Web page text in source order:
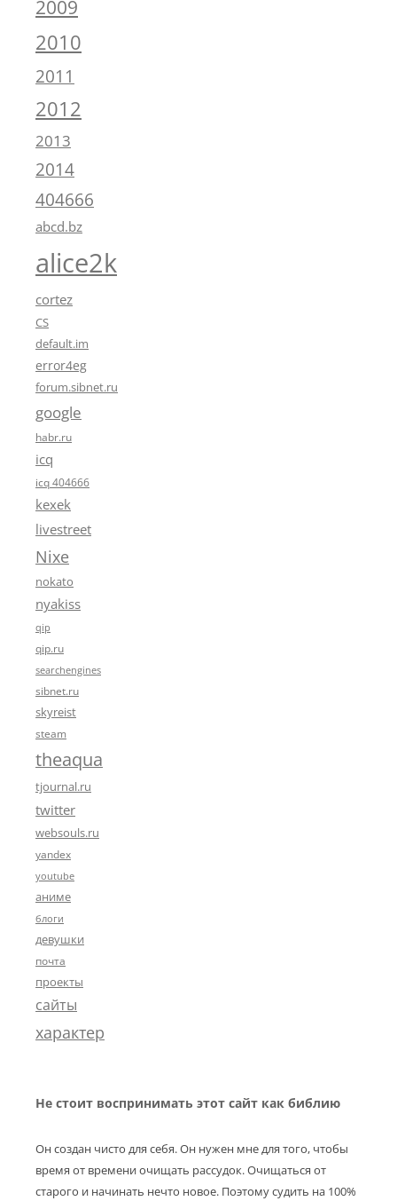
2009
2010
2011
2012
2013
2014
404666
abcd.bz
alice2k
cortez
CS
default.im
error4eg
forum.sibnet.ru
google
habr.ru
icq
icq 404666
kexek
livestreet
Nixe
nokato
nyakiss
qip
qip.ru
searchengines
sibnet.ru
skyreist
steam
theaqua
tjournal.ru
twitter
websouls.ru
yandex
youtube
аниме
блоги
девушки
почта
проекты
сайты
характер
Не стоит воспринимать этот сайт как библию
Он создан чисто для себя. Он нужен мне для того, чтобы
время от времени очищать рассудок. Очищаться от
старого и начинать нечто новое. Поэтому судить на 100%